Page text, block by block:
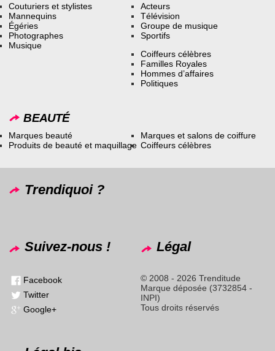
Couturiers et stylistes
Mannequins
Égéries
Photographes
Musique
Acteurs
Télévision
Groupe de musique
Sportifs
Coiffeurs célèbres
Familles Royales
Hommes d’affaires
Politiques
BEAUTÉ
Marques beauté
Produits de beauté et maquillage
Marques et salons de coiffure
Coiffeurs célèbres
Trendiquoi ?
Suivez-nous !
Facebook
Twitter
Google+
Légal
© 2008 - 2026 Trenditude
Marque déposée (3732854 -
INPI)
Tous droits réservés